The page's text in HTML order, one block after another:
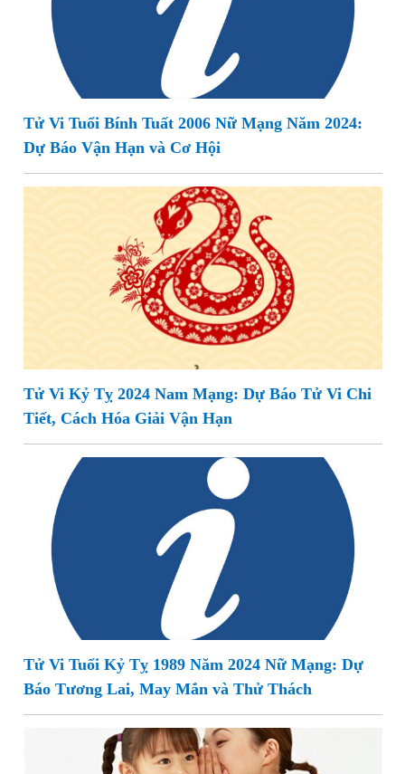
Tử Vi Tuổi Bính Tuất 2006 Nữ Mạng Năm 2024:
Dự Báo Vận Hạn và Cơ Hội
Tử Vi Kỷ Tỵ 2024 Nam Mạng: Dự Báo Tử Vi Chi
Tiết, Cách Hóa Giải Vận Hạn
Tử Vi Tuổi Kỷ Tỵ 1989 Năm 2024 Nữ Mạng: Dự
Báo Tương Lai, May Mắn và Thử Thách